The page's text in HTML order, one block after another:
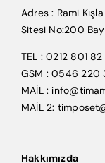
Adres : Rami
Sitesi No:200
TEL : 0212 801
GSM : 0546 220
MAİL :
MAİL 2:
Hakkımızda